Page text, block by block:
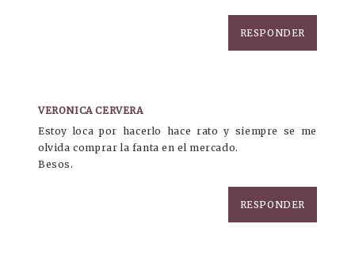
RESPONDER
VERONICA CERVERA
Estoy loca por hacerlo hace rato y siempre se me
olvida comprar la fanta en el mercado.
Besos.
RESPONDER